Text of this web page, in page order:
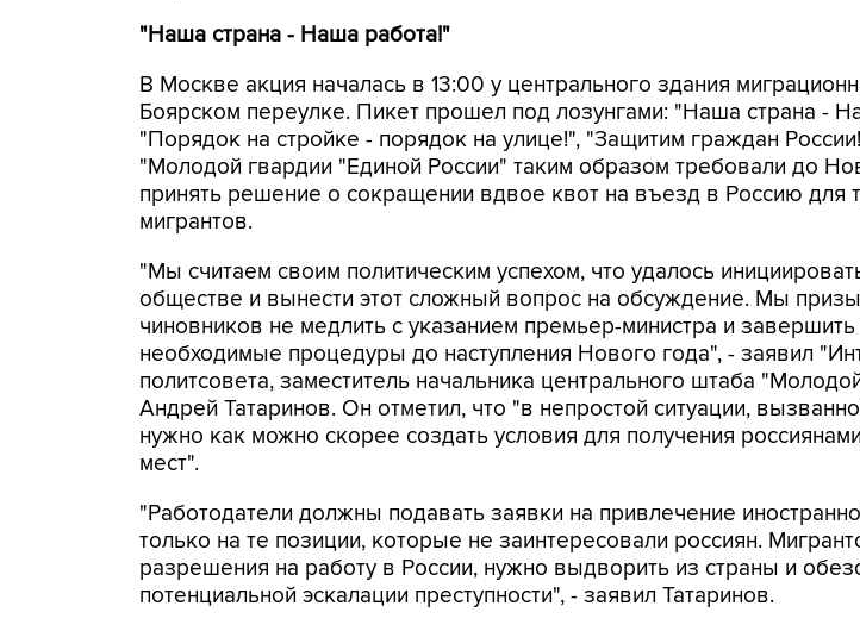
"Наша страна - Наша работа!"
В Москве акция началась в 13:00 у центрального здания
Боярском переулке. Пикет прошел под лозунгами: "Наша страна -
"Порядок на стройке - порядок на улице!", "Защитим граждан
"Молодой гвардии "Единой России" таким образом требовали до
принять решение о сокращении вдвое квот на въезд в Россию для
мигрантов.
"Мы считаем своим политическим успехом, что удалось
обществе и вынести этот сложный вопрос на обсуждение. Мы
чиновников не медлить с указанием премьер-министра и завершить
необходимые процедуры до наступления Нового года", - заявил
политсовета, заместитель начальника центрального штаба
Андрей Татаринов. Он отметил, что "в непростой ситуации,
нужно как можно скорее создать условия для получения
мест".
"Работодатели должны подавать заявки на привлечение
только на те позиции, которые не заинтересовали россиян.
разрешения на работу в России, нужно выдворить из страны и
потенциальной эскалации преступности", - заявил Татаринов.